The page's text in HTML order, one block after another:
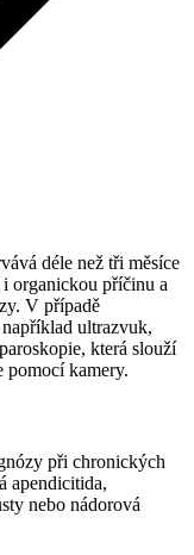
déle než tři měsíce
organickou příčinu a
V případě
ultrazvuk,
která slouží
pomocí kamery.
při chronických
apendicitida,
nebo nádorová